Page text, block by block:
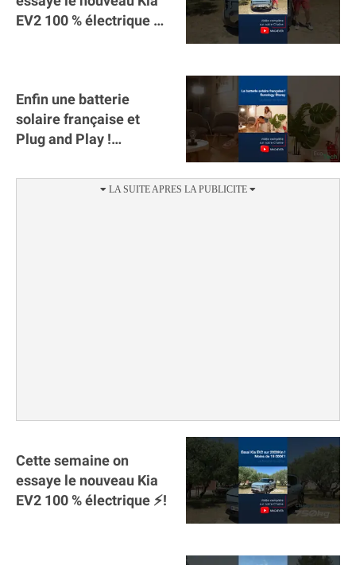
EV2 100 % électrique ⚡️!
Enfin une batterie
solaire française et
Plug and Play !
#batterie @gosunology
Cette semaine on
essaye le nouveau Kia
EV2 100 % électrique ⚡️!